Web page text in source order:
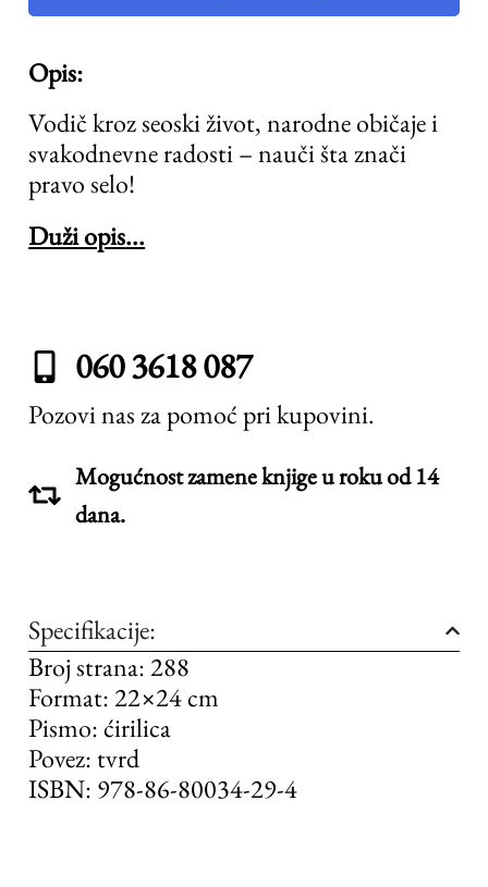
Opis:
Vodič kroz seoski život, narodne običaje i
svakodnevne radosti – nauči šta znači
pravo selo!
Duži opis
060 3618 087
Pozovi nas za pomoć pri kupovini.
Mogućnost zamene knjige u roku od 14
dana.
Specifikacije:
Broj strana: 288
Format: 22×24 cm
Pismo: ćirilica
Povez: tvrd
ISBN: 978-86-80034-29-4